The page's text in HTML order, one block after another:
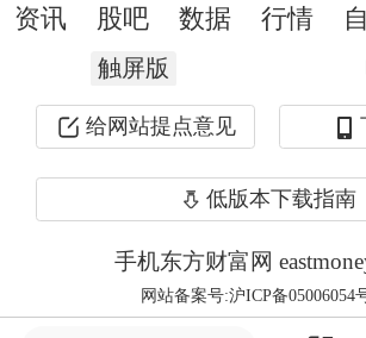
息，目前新财富评选处
态，后续相关进展新财富
体平台进行公告。
新财富杂志表示，作为“
票暂停期间将不忘初心，
护中国证券研究行业健康
资讯 股吧 数据 行情
触屏版
给网站提点意见
低版本下载指南
手机东方财富网
网站备案号:沪ICP备05006054